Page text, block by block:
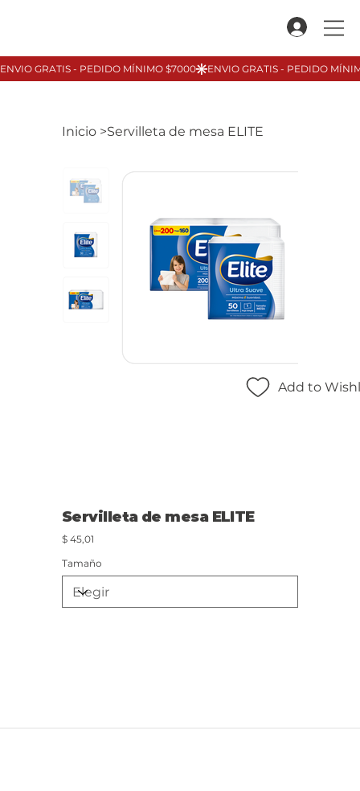
Inicio >Servilleta de mesa ELITE
Servilleta de mesa ELITE
Precio
$ 45,01
Tamaño
Add to